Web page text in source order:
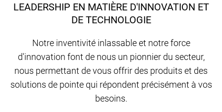
LEADERSHIP EN MATIÈRE D'INNOVATION ET
DE TECHNOLOGIE
Notre inventivité inlassable et notre force
d'innovation font de nous un pionnier du secteur,
nous permettant de vous offrir des produits et des
solutions de pointe qui répondent précisément à vos
besoins.